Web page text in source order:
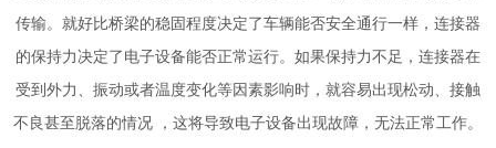
传输。就好比桥梁的稳固程度决定了车辆能否安全通行一样，连接器
的保持力决定了电子设备能否正常运行。如果保持力不足，连接器在
受到外力、振动或者温度变化等因素影响时，就容易出现松动、接触
不良甚至脱落的情况 ，这将导致电子设备出现故障，无法正常工作。